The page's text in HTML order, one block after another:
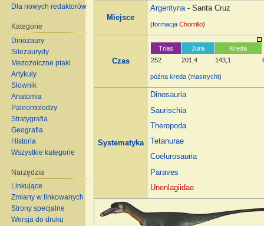
Miejsce
Argentyna- Santa Cruz
(formacja Chorrillo)
Czas
Trias
252
Jura
201,4
Kreda
143,1
późna kreda (mastrycht)
Systematyka
Dinosauria
Saurischia
Theropoda
Tetanurae
Coelurosauria
Paraves
Unenlagiidae
Dla nowych redaktorów
Kategorie
Dinozaury
Silezaurydy
Mezozoiczne ptaki
Artykuły
Słownik
Anatomia
Paleontolodzy
Stratygrafia
Geografia
Historia
Wszystkie kategorie
Narzędzia
Linkujące
Zmiany w linkowanych
Strony specjalne
Wersja do druku